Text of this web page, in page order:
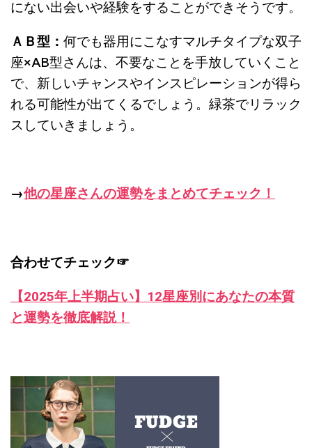
にない出会いや経験をすることができそうです。
ＡＢ型： 何でも器用にこなすマルチタイプな双子
座×AB型さんは、不要なことを手放していくこと
で、新しいチャンスやインスピレーションが得ら
れる可能性が出てくるでしょう。緑茶でリラック
スしていきましょう 。
→他の星座さんの運勢をまとめてチェック！
合わせてチェック☞
【2025年上半期占い】12星座別にあなたの本質
と運勢を徹底解説！